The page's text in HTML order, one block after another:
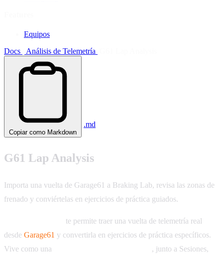
Equipos
Docs
Análisis de Telemetría
Copiar como Markdown
.md
G61 Lap Analysis
Importa una vuelta de Garage61 a Braking Lab, revisa las zonas de
frenado y conviértelas en ejercicios de práctica guiados.
te permite traer una vuelta de telemetría real
desde Garage61 y convertirla en ejercicios de práctica específicos.
Vive como una
, junto a Sesiones,